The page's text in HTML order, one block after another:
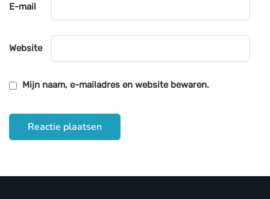
E-mail
Website
Mijn naam, e-mailadres en website bewaren.